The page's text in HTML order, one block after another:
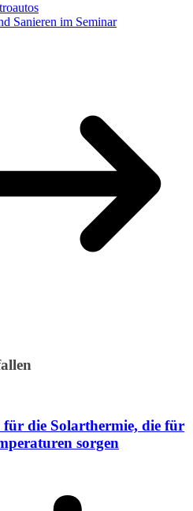
Sanieren im Seminar
die Solarthermie, die für
sorgen